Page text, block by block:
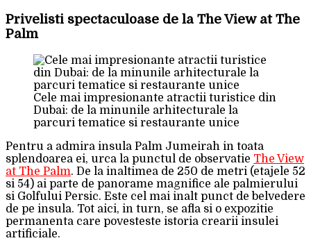
Privelisti spectaculoase de la The View at The
Palm
Cele mai impresionante atractii turistice din
Dubai: de la minunile arhitecturale la
parcuri tematice si restaurante unice
Pentru a admira insula Palm Jumeirah in toata
splendoarea ei, urca la punctul de observatie The View
at The Palm. De la inaltimea de 250 de metri (etajele 52
si 54) ai parte de panorame magnifice ale palmierului
si Golfului Persic. Este cel mai inalt punct de belvedere
de pe insula. Tot aici, in turn, se afla si o expozitie
permanenta care povesteste istoria crearii insulei
artificiale.